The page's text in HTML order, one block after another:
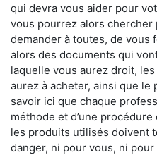
qui devra vous aider pour
vous pourrez alors
demander à toutes, de vous
alors des documents qui
laquelle vous aurez droit,
aurez à acheter, ainsi que le
savoir ici que chaque
méthode et d’une
les produits utilisés doivent
danger, ni pour vous, ni pour